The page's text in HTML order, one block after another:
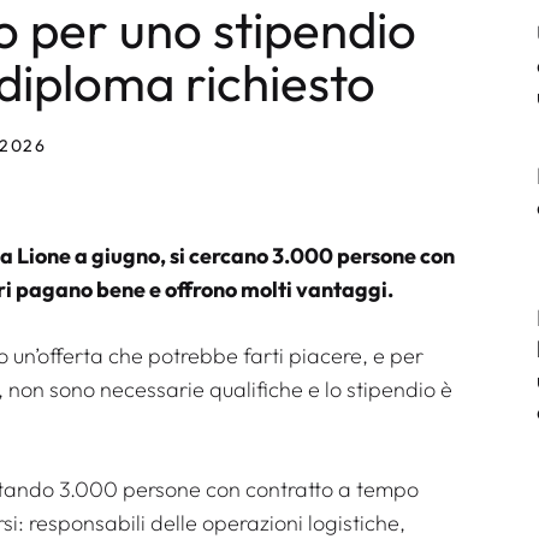
per uno stipendio
richiesto
a giugno, si cercano 3.000 persone con
bene e offrono molti vantaggi.
un’offerta che potrebbe farti piacere, e per
sono necessarie qualifiche e lo stipendio è
3.000 persone con contratto a tempo
responsabili delle operazioni logistiche,